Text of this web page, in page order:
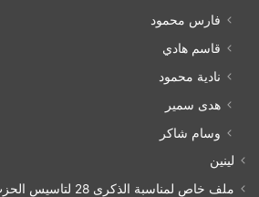
فارس محمود
قاسم هادي
نادية محمود
هدى سمير
وسام شاكر
لينين
ملف خاص لمناسبة الذكرى 28 لتاسيس الحزب الشيوعي العمالي العراقي 1993/07/21